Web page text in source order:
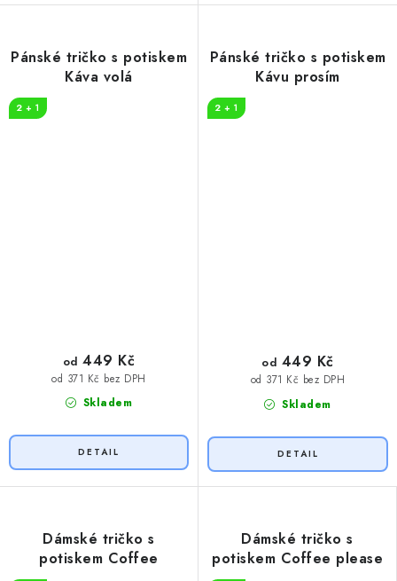
Pánské tričko s potiskem
Káva volá
2 + 1
Skladem
od 371 Kč bez DPH
od 449 Kč
Pánské tričko s potiskem
Kávu prosím
2 + 1
Skladem
od 371 Kč bez DPH
od 449 Kč
Dámské tričko s
potiskem Coffee
Dámské tričko s
potiskem Coffee please